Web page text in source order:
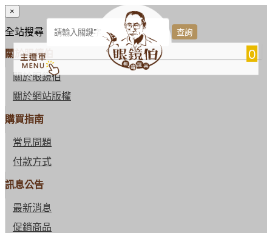
0
×
全站搜尋
關於眼鏡伯
關於眼鏡伯
關於網站版權
購買指南
常見問題
付款方式
訊息公告
最新消息
促銷商品